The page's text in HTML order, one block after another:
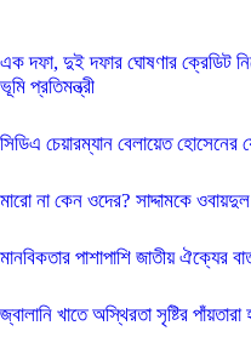
এক দফা, দুই দফার ঘোষণার ক্রেডিট
ভূমি প্রতিমন্ত্রী
সিডিএ চেয়ারম্যান বেলায়েত হোসেনের
মারো না কেন ওদের? সাদ্দামকে
মানবিকতার পাশাপাশি জাতীয় ঐক্যের
জ্বালানি খাতে অস্থিরতা সৃষ্টির পাঁয়তারা